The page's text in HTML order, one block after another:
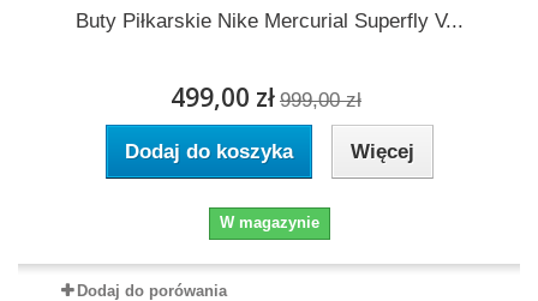
Buty Piłkarskie Nike Mercurial Superfly V...
499,00 zł 999,00 zł
Dodaj do koszyka Więcej
W magazynie
Dodaj do porówania